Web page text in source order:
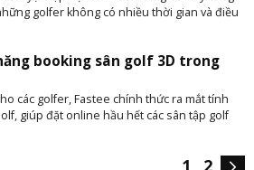
golfer không có nhiều thời gian và điều
booking sân golf 3D trong
các golfer, Fastee chính thức ra mắt tính
giúp đặt online hầu hết các sân tập golf
1 2